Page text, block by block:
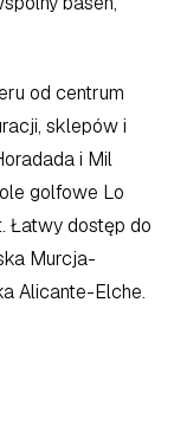
od centrum
sklepów i
i Mil
golfowe Lo
Łatwy dostęp do
Murcja-
Alicante-Elche.